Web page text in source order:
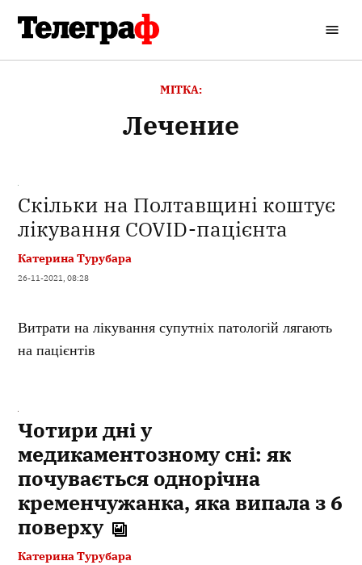
вмісту
Телеграф
МІТКА:
лечение
Скільки на Полтавщині коштує
лікування COVID-пацієнта
Катерина Турубара
26-11-2021, 08:28
Витрати на лікування супутніх патологій лягають
на пацієнтів
Чотири дні у
медикаментозному сні: як
почувається однорічна
кременчужанка, яка випала з 6
поверху
Катерина Турубара